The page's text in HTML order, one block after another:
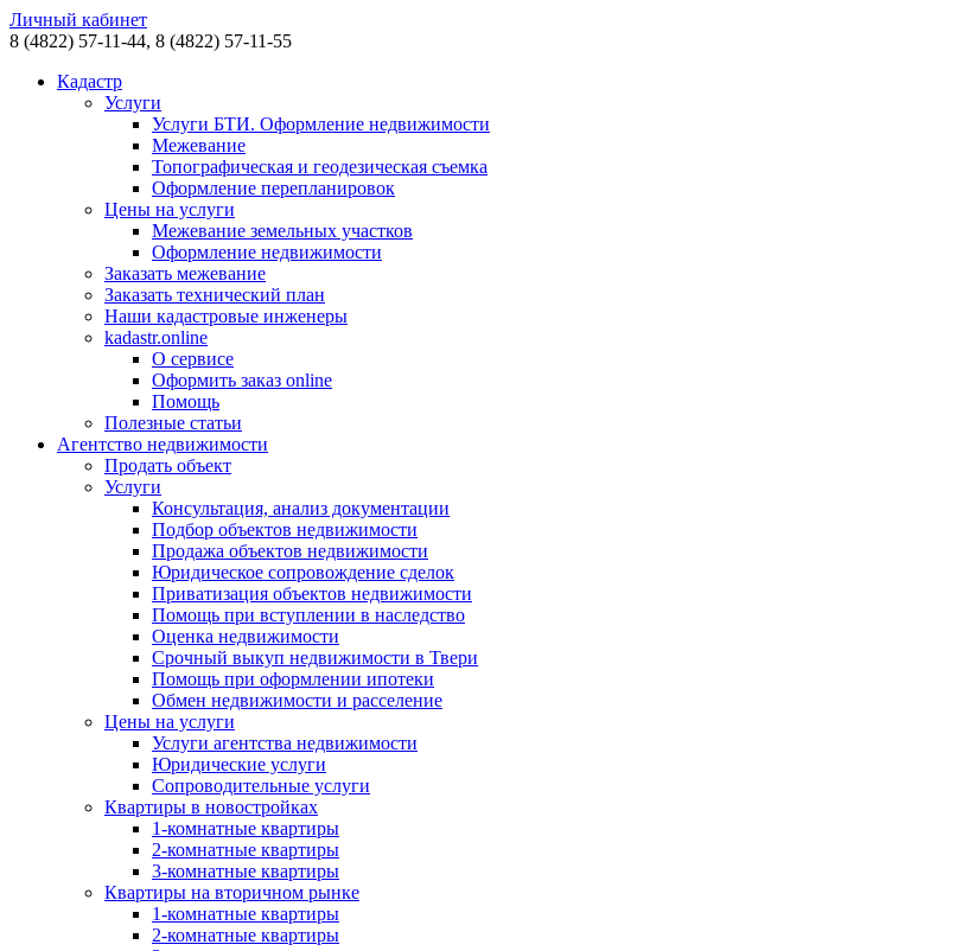
Личный кабинет
8 (4822) 57-11-44, 8 (4822) 57-11-55
Кадастр
Услуги
Услуги БТИ. Оформление недвижимости
Межевание
Топографическая и геодезическая съемка
Оформление перепланировок
Цены на услуги
Межевание земельных участков
Оформление недвижимости
Заказать межевание
Заказать технический план
Наши кадастровые инженеры
kadastr.online
О сервисе
Оформить заказ online
Помощь
Полезные статьи
Агентство недвижимости
Продать объект
Услуги
Консультация, анализ документации
Подбор объектов недвижимости
Продажа объектов недвижимости
Юридическое сопровождение сделок
Приватизация объектов недвижимости
Помощь при вступлении в наследство
Оценка недвижимости
Срочный выкуп недвижимости в Твери
Помощь при оформлении ипотеки
Обмен недвижимости и расселение
Цены на услуги
Услуги агентства недвижимости
Юридические услуги
Сопроводительные услуги
Квартиры в новостройках
1-комнатные квартиры
2-комнатные квартиры
3-комнатные квартиры
Квартиры на вторичном рынке
1-комнатные квартиры
2-комнатные квартиры